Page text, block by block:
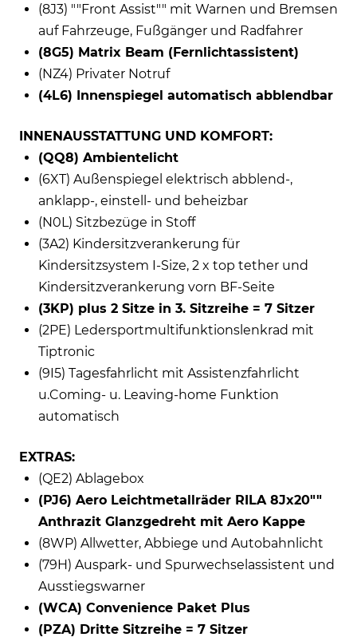
(8J3) ""Front Assist"" mit Warnen und Bremsen
auf Fahrzeuge, Fußgänger und Radfahrer
(8G5) Matrix Beam (Fernlichtassistent)
(NZ4) Privater Notruf
(4L6) Innenspiegel automatisch abblendbar
INNENAUSSTATTUNG UND KOMFORT:
(QQ8) Ambientelicht
(6XT) Außenspiegel elektrisch abblend-,
anklapp-, einstell- und beheizbar
(N0L) Sitzbezüge in Stoff
(3A2) Kindersitzverankerung für
Kindersitzsystem I-Size, 2 x top tether und
Kindersitzverankerung vorn BF-Seite
(3KP) plus 2 Sitze in 3. Sitzreihe = 7 Sitzer
(2PE) Ledersportmultifunktionslenkrad mit
Tiptronic
(9I5) Tagesfahrlicht mit Assistenzfahrlicht
u.Coming- u. Leaving-home Funktion
automatisch
EXTRAS:
(QE2) Ablagebox
(PJ6) Aero Leichtmetallräder RILA 8Jx20""
Anthrazit Glanzgedreht mit Aero Kappe
(8WP) Allwetter, Abbiege und Autobahnlicht
(79H) Auspark- und Spurwechselassistent und
Ausstiegswarner
(WCA) Convenience Paket Plus
(PZA) Dritte Sitzreihe = 7 Sitzer